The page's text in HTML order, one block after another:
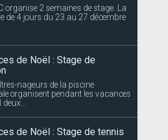
organise 2 semaines de stage. La
de 4 jours du 23 au 27 décembre
de Noël : Stage de
nageurs de la piscine
organisent pendant les vacances
de Noël : Stage de tennis